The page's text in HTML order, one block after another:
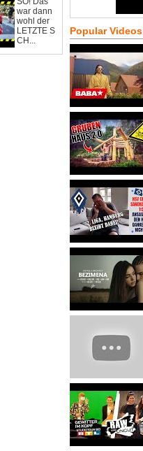
war dann
wohl der
LETZTE S
CH...
Popular Videos